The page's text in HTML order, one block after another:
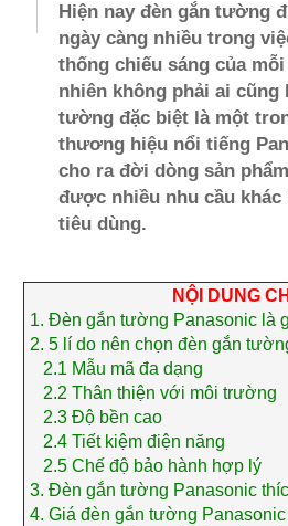
Hiện nay đèn gắn tường
ngày càng nhiều trong
thống chiếu sáng của
nhiên không phải ai cũng
tường đặc biệt là một
thương hiệu nổi tiếng
cho ra đời dòng sản
được nhiều nhu cầu
tiêu dùng.
NỘI DUNG
1. Đèn gắn tường Panasonic là
2. 5 lí do nên chọn đèn gắn
2.1 Mẫu mã đa dạng
2.2 Thân thiện với môi trường
2.3 Độ bền cao
2.4 Tiết kiệm điện năng
2.5 Chế độ bảo hành hợp lý
3. Đèn gắn tường Panasonic
4. Giá đèn gắn tường